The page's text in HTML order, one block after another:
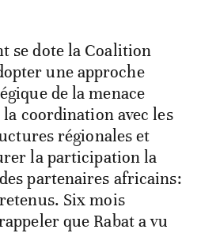
se dote la Coalition
une approche
de la menace
coordination avec les
régionales et
la participation la
partenaires africains:
Six mois
que Rabat a vu